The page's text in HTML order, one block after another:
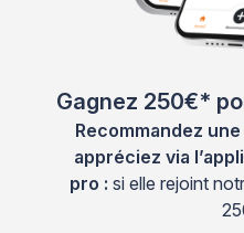
Gagnez 250€*
Recommandez
appréciez via
pro : si elle rejoint